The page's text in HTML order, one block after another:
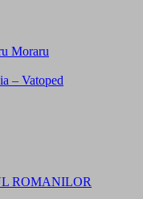
Moraru
– Vatoped
ROMANILOR